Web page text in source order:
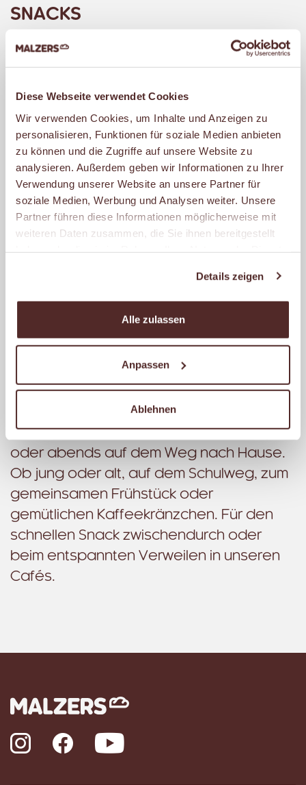
Diese Webseite verwendet Cookies
Wir verwenden Cookies, um Inhalte und Anzeigen zu
personalisieren, Funktionen für soziale Medien anbieten
zu können und die Zugriffe auf unsere Website zu
analysieren. Außerdem geben wir Informationen zu Ihrer
Verwendung unserer Website an unsere Partner für
soziale Medien, Werbung und Analysen weiter. Unsere
Partner führen diese Informationen möglicherweise mit
weiteren Daten zusammen, die Sie ihnen bereitgestellt
Details zeigen
Alle zulassen
Anpassen
Ablehnen
SNACKS
MALZERS Snacks sind immer ein Genuss.
Probiere eine unserer raffinierten Snack-
Kreationen oder wähle aus
verschiedensten Brötchen vom Croissant
bis zum Dinkel-Möhrenbrötchen und den
unterschiedlichsten Belägen vom Ei bis
zum Lachs und von der Himbeerkonfitüre
bis zum Hähnchenbrustfilet. Natürlich
verwenden wir nur Fleisch- und
Wurstwaren namhafter Metzgereien.
Dazu bieten wir Dir exklusive
Brotaufstriche, Saucen und knackfrische
wohlfühlst. Mit einer einladenden
Atmosphäre, einer freundlichen
Begrüßung und stets einer kompetenten
Beratung. Ganz gleich, ob morgens auf
dem Weg zur Arbeit, mittags zur Pause
oder abends auf dem Weg nach Hause.
Ob jung oder alt, auf dem Schulweg, zum
gemeinsamen Frühstück oder
gemütlichen Kaffeekränzchen. Für den
schnellen Snack zwischendurch oder
beim entspannten Verweilen in unseren
Cafés.
InstagramFacebook YouTube